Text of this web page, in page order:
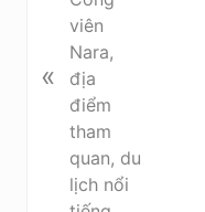
s
«